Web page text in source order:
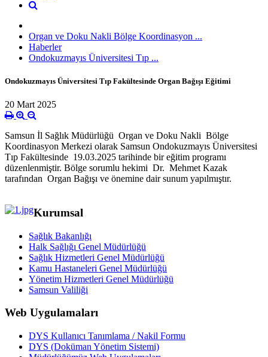
Organ ve Doku Nakli Bölge Koordinasyon ...
Haberler
Ondokuzmayıs Üniversitesi Tıp ...
Ondokuzmayıs Üniversitesi Tıp Fakültesinde Organ Bağışı Eğitimi
20 Mart 2025
Samsun İl Sağlık Müdürlüğü Organ ve Doku Nakli Bölge
Koordinasyon Merkezi olarak Samsun Ondokuzmayıs Üniversitesi
Tıp Fakültesinde 19.03.2025 tarihinde bir eğitim programı
düzenlenmiştir. Bölge sorumlu hekimi Dr. Mehmet Kazak
tarafından Organ Bağışı ve önemine dair sunum yapılmıştır.
Kurumsal
Sağlık Bakanlığı
Halk Sağlığı Genel Müdürlüğü
Sağlık Hizmetleri Genel Müdürlüğü
Kamu Hastaneleri Genel Müdürlüğü
Yönetim Hizmetleri Genel Müdürlüğü
Samsun Valiliği
Web Uygulamaları
DYS Kullanıcı Tanımlama / Nakil Formu
DYS (Doküman Yönetim Sistemi)